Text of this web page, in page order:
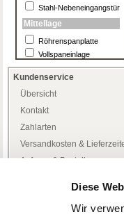
Diese
Wir
Stahl-Nebeneingangstür
Mittellage
Röhrenspanplatte
Vollspaneinlage
Kundenservice
Übersicht
Kontakt
Zahlarten
Versandkosten &
Anfrage & Bestellung
Freiwilliges Rückgaberecht